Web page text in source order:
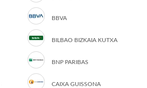
BBVA
BILBAO BIZKAIA KUTXA
BNP PARIBAS
CAIXA GUISSONA